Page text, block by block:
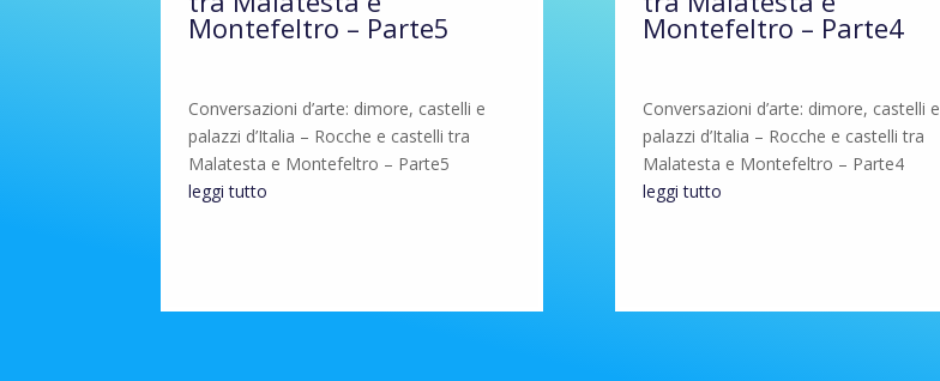
Montefeltro – Parte5
Conversazioni d’arte: dimore, castelli e
palazzi d’Italia – Rocche e castelli tra
Malatesta e Montefeltro – Parte5
leggi tutto
Montefeltro – Parte4
Conversazioni d’arte: dimore, castelli e
palazzi d’Italia – Rocche e castelli tra
Malatesta e Montefeltro – Parte4
leggi tutto